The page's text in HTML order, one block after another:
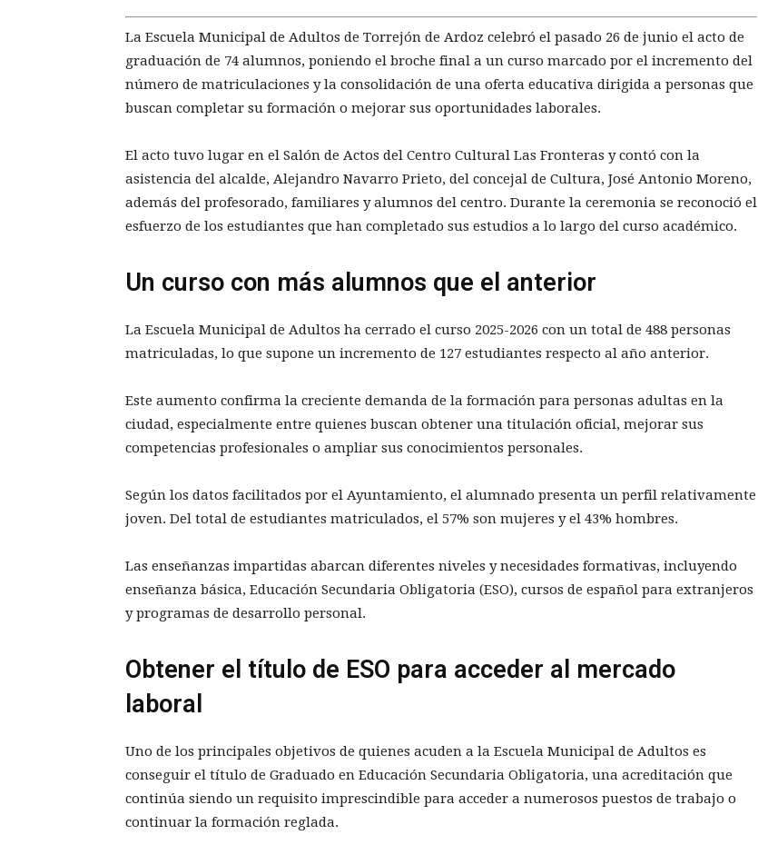
La Escuela Municipal de Adultos de Torrejón de Ardoz celebró el pasado 26 de junio el acto de
graduación de 74 alumnos, poniendo el broche final a un curso marcado por el incremento del
número de matriculaciones y la consolidación de una oferta educativa dirigida a personas que
buscan completar su formación o mejorar sus oportunidades laborales.
El acto tuvo lugar en el Salón de Actos del Centro Cultural Las Fronteras y contó con la
asistencia del alcalde, Alejandro Navarro Prieto, del concejal de Cultura, José Antonio Moreno,
además del profesorado, familiares y alumnos del centro. Durante la ceremonia se reconoció el
esfuerzo de los estudiantes que han completado sus estudios a lo largo del curso académico.
Un curso con más alumnos que el anterior
La Escuela Municipal de Adultos ha cerrado el curso 2025-2026 con un total de 488 personas
matriculadas, lo que supone un incremento de 127 estudiantes respecto al año anterior.
Este aumento confirma la creciente demanda de la formación para personas adultas en la
ciudad, especialmente entre quienes buscan obtener una titulación oficial, mejorar sus
competencias profesionales o ampliar sus conocimientos personales.
Según los datos facilitados por el Ayuntamiento, el alumnado presenta un perfil relativamente
joven. Del total de estudiantes matriculados, el 57% son mujeres y el 43% hombres.
Las enseñanzas impartidas abarcan diferentes niveles y necesidades formativas, incluyendo
enseñanza básica, Educación Secundaria Obligatoria (ESO), cursos de español para extranjeros
y programas de desarrollo personal.
Obtener el título de ESO para acceder al mercado
laboral
Uno de los principales objetivos de quienes acuden a la Escuela Municipal de Adultos es
conseguir el título de Graduado en Educación Secundaria Obligatoria, una acreditación que
continúa siendo un requisito imprescindible para acceder a numerosos puestos de trabajo o
continuar la formación reglada.